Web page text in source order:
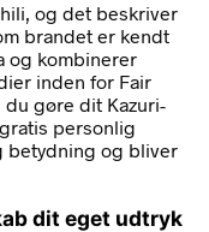
og det beskriver
brandet er kendt
og kombinerer
inden for Fair
gøre dit Kazuri-
personlig
betydning og bliver
dit eget udtryk